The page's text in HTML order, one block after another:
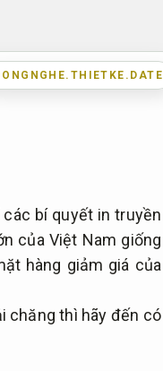
bí quyết in truyền
của Việt Nam giống
hàng giảm giá của
chăng thì hãy đến có